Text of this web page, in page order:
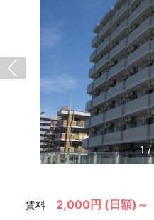
1/
賃料 2,000円 (日額)～